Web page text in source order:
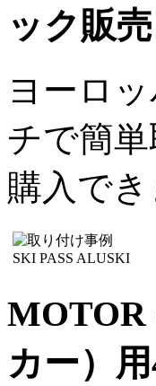
ック販売
ヨーロ
チで簡
購入でき
SKI PASS ALUSKI
MOTOR
カー）